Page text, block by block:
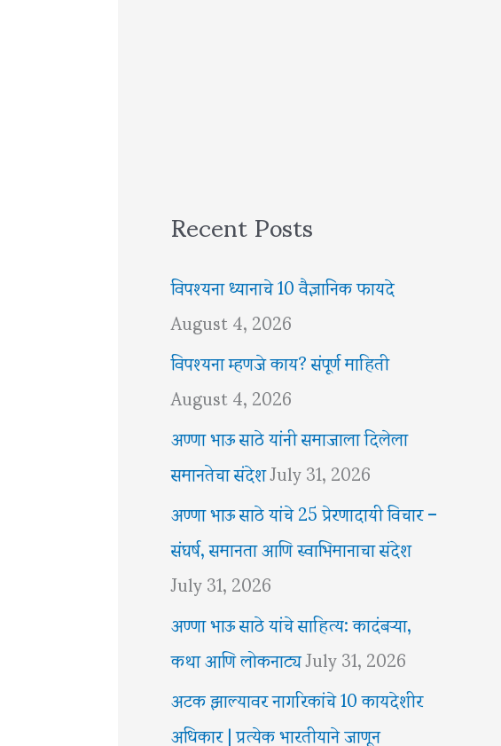
Recent Posts
विपश्यना ध्यानाचे 10 वैज्ञानिक फायदे
August 4, 2026
विपश्यना म्हणजे काय? संपूर्ण माहिती
August 4, 2026
अण्णा भाऊ साठे यांनी समाजाला दिलेला
समानतेचा संदेशJuly 31, 2026
अण्णा भाऊ साठे यांचे 25 प्रेरणादायी विचार –
संघर्ष, समानता आणि स्वाभिमानाचा संदेश
July 31, 2026
अण्णा भाऊ साठे यांचे साहित्य: कादंबऱ्या,
कथा आणि लोकनाट्यJuly 31, 2026
अटक झाल्यावर नागरिकांचे 10 कायदेशीर
अधिकार | प्रत्येक भारतीयाने जाणून